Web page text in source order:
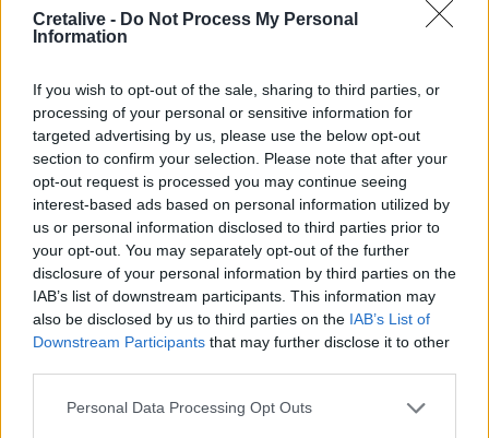
Cretalive - Do Not Process My Personal
Information
If you wish to opt-out of the sale, sharing to third parties, or
processing of your personal or sensitive information for
targeted advertising by us, please use the below opt-out
section to confirm your selection. Please note that after your
opt-out request is processed you may continue seeing
interest-based ads based on personal information utilized by
us or personal information disclosed to third parties prior to
your opt-out. You may separately opt-out of the further
disclosure of your personal information by third parties on the
IAB’s list of downstream participants. This information may
also be disclosed by us to third parties on the IAB’s List of
Downstream Participants that may further disclose it to other
Personal Data Processing Opt Outs
bar
Συνελήφθη 49χρονος, βασικό μέλος της εγκληματικής
οργάνωσης του «Έντικ»
19:13
Το Φεστιβάλ Κινηματογράφου Χανίων παρουσιάζει τις
καλοκαιρινές του εκθέσεις
19:04
Καύσωνας και καρδιοπαθείς: Οδηγός προστασίας από
την Ελληνική Καρδιολογική Εταιρεία
18:59